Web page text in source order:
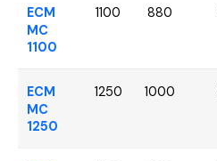
ECM
MC
1100
1100 880
ECM
MC
1250
1250 1000